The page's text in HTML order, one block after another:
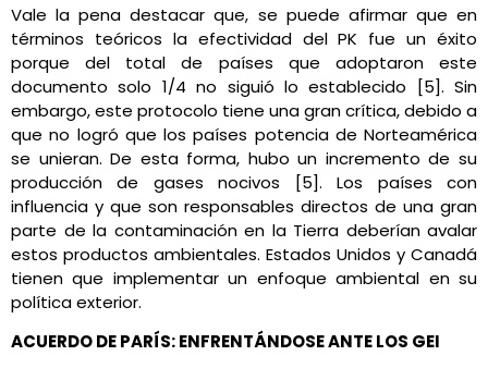
Vale la pena destacar que, se puede afirmar que en
términos teóricos la efectividad del PK fue un éxito
porque del total de países que adoptaron este
documento solo 1/4 no siguió lo establecido [5]. Sin
embargo, este protocolo tiene una gran crítica, debido a
que no logró que los países potencia de Norteamérica
se unieran. De esta forma, hubo un incremento de su
producción de gases nocivos [5]. Los países con
influencia y que son responsables directos de una gran
parte de la contaminación en la Tierra deberían avalar
estos productos ambientales. Estados Unidos y Canadá
tienen que implementar un enfoque ambiental en su
política exterior.
ACUERDO DE PARÍS: ENFRENTÁNDOSE ANTE LOS GEI